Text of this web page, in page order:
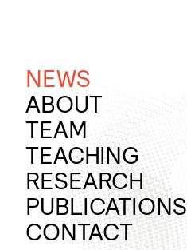
NEWS
ABOUT
PROFILE
TEAM
TEACHING
SUMMER
SEMESTER
WINTER
RESEARCH
RAPID
PLANNING
PUBLICATIONS
CONTACT